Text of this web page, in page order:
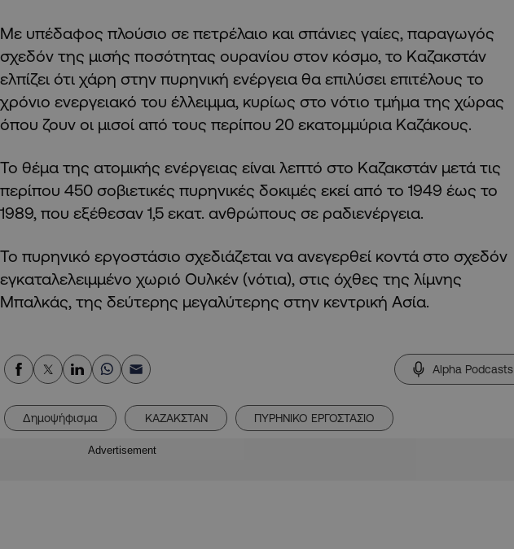
Με υπέδαφος πλούσιο σε πετρέλαιο και σπάνιες γαίες, παραγωγός
σχεδόν της μισής ποσότητας ουρανίου στον κόσμο, το Καζακστάν
ελπίζει ότι χάρη στην πυρηνική ενέργεια θα επιλύσει επιτέλους το
χρόνιο ενεργειακό του έλλειμμα, κυρίως στο νότιο τμήμα της χώρας
όπου ζουν οι μισοί από τους περίπου 20 εκατομμύρια Καζάκους.
Το θέμα της ατομικής ενέργειας είναι λεπτό στο Καζακστάν μετά τις
περίπου 450 σοβιετικές πυρηνικές δοκιμές εκεί από το 1949 έως το
1989, που εξέθεσαν 1,5 εκατ. ανθρώπους σε ραδιενέργεια.
Το πυρηνικό εργοστάσιο σχεδιάζεται να ανεγερθεί κοντά στο σχεδόν
εγκαταλελειμμένο χωριό Ουλκέν (νότια), στις όχθες της λίμνης
Μπαλκάς, της δεύτερης μεγαλύτερης στην κεντρική Ασία.
Alpha Podcasts
Δημοψήφισμα ΚΑΖΑΚΣΤΑΝ ΠΥΡΗΝΙΚΟ ΕΡΓΟΣΤΑΣΙΟ
Advertisement